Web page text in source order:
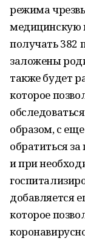
режима
медицинскую
получать 382
заложены
также будет
которое
образом, с
обратиться
и при
добавляется
которое